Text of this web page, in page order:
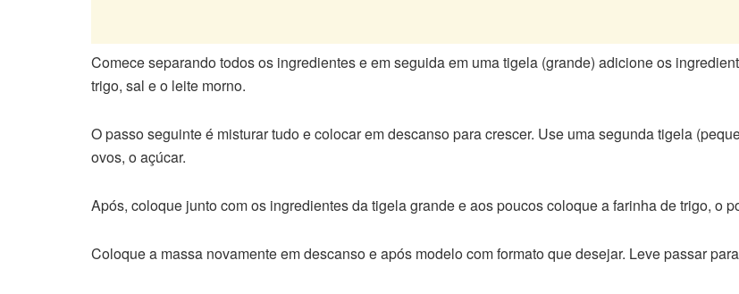
Comece separando todos os ingredientes e em seguida em uma tigela (grande) adicione os
trigo, sal e o leite morno.
O passo seguinte é misturar tudo e colocar em descanso para crescer. Use uma segunda tigela
ovos, o açúcar.
Após, coloque junto com os ingredientes da tigela grande e aos poucos coloque a farinha de trigo, o
Coloque a massa novamente em descanso e após modelo com formato que desejar. Leve passar